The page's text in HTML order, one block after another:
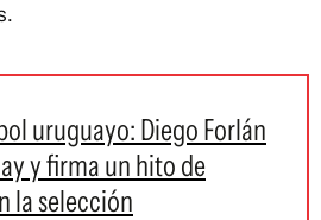
uruguayo: Diego Forlán
y firma un hito de
la selección